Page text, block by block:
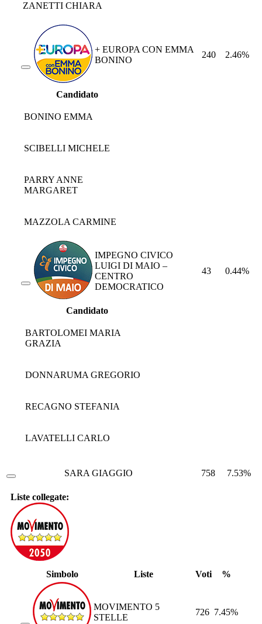
ZANETTI CHIARA
+ EUROPA CON EMMA
BONINO
240 2.46%
Candidato
BONINO EMMA
SCIBELLI MICHELE
PARRY ANNE
MARGARET
MAZZOLA CARMINE
IMPEGNO CIVICO
LUIGI DI MAIO –
CENTRO
DEMOCRATICO
43 0.44%
Candidato
BARTOLOMEI MARIA
GRAZIA
DONNARUMA GREGORIO
RECAGNO STEFANIA
LAVATELLI CARLO
SARA GIAGGIO 758 7.53%
Liste collegate:
Simbolo Liste Voti %
MOVIMENTO 5
STELLE
726 7.45%